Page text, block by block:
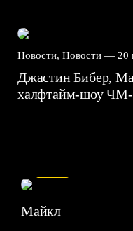
Новости, Новости — 20
Джастин Бибер,
халфтайм-шоу
Майкл
8.2